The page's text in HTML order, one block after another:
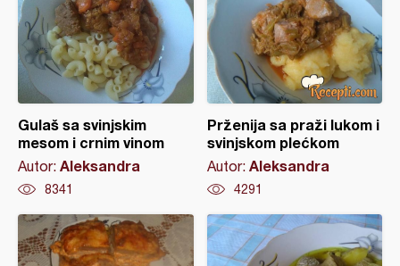
Gulaš sa svinjskim
mesom i crnim vinom
Autor: Aleksandra
8341
Prženija sa praži lukom i
svinjskom plećkom
Autor: Aleksandra
4291